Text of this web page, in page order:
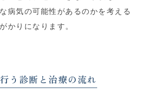
病気の可能性があるのかを考える
かりになります。
う診断と治療の流れ